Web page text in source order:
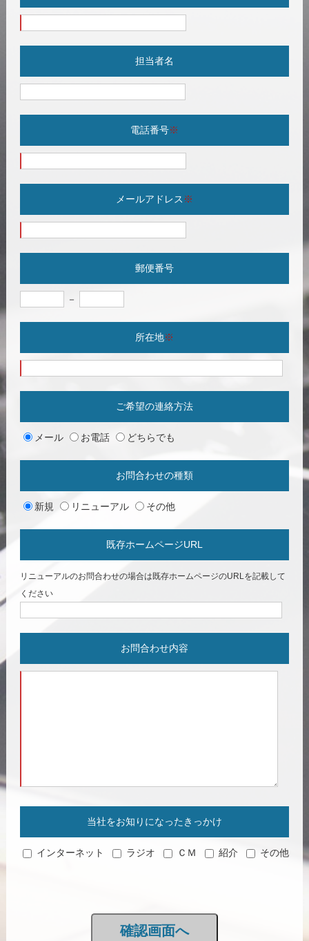
担当者名
電話番号※
メールアドレス ※
郵便番号
－
所在地※
ご希望の連絡方法
メール お電話 どちらでも
お問合わせの種類
新規 リニューアル その他
既存ホームページURL
リニューアルのお問合わせの場合は既存ホームページのURLを記載して
ください
お問合わせ内容
当社をお知りになったきっかけ
インターネット ラジオ ＣＭ 紹介 その他